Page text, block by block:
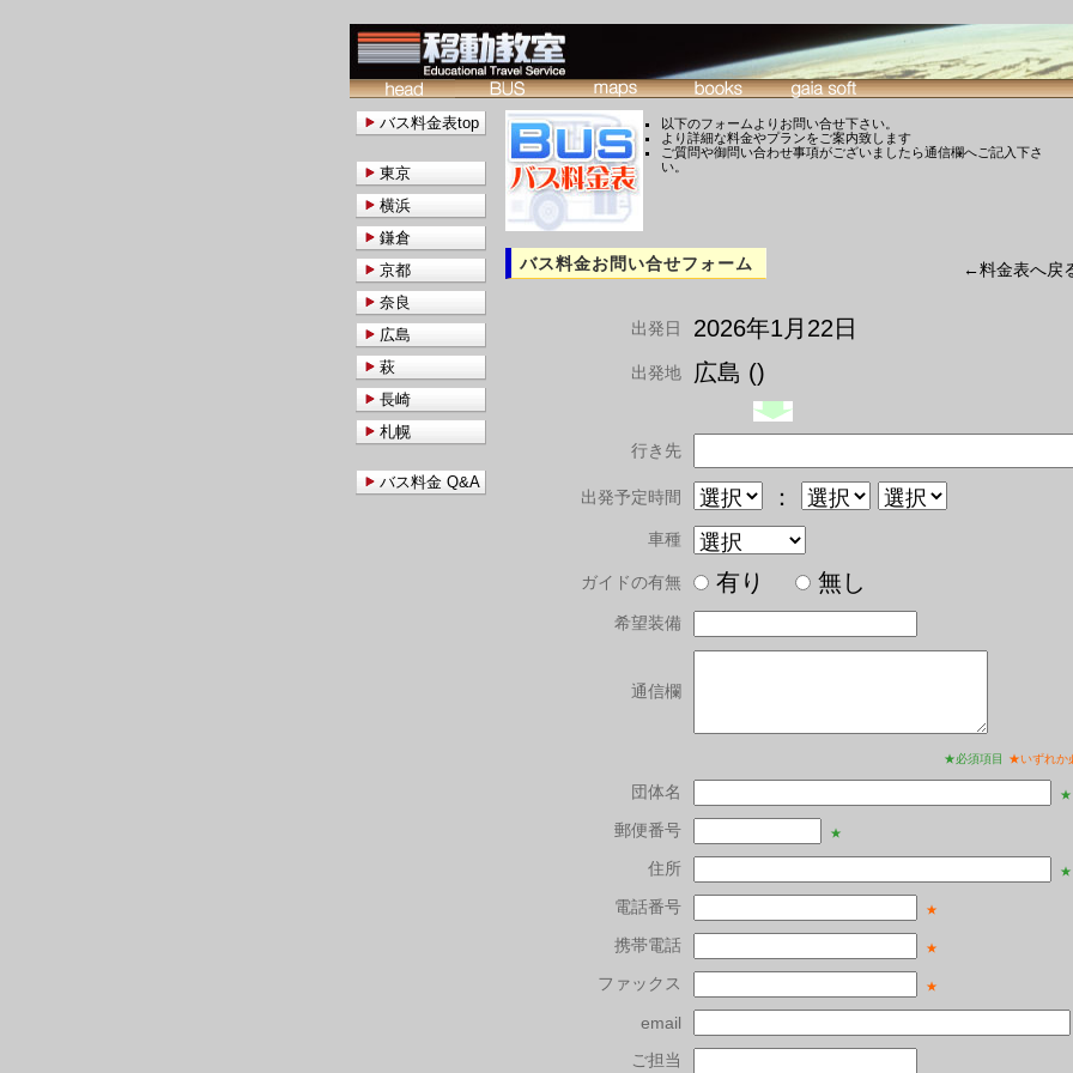
以下のフォームよりお問い合せ下さい。
より詳細な料金やプランをご案内致します
ご質問や御問い合わせ事項がございましたら通信欄へご記入下さ
い。
バス料金お問い合せフォーム ←料金表へ戻
出発日 2026年1月22日
出発地 広島 ()
行き先
出発予定時間 ：
車種
ガイドの有無 有り 無し
希望装備
通信欄
★必須項目 ★いずれか
団体名 ★
郵便番号 ★
住所 ★
電話番号 ★
携帯電話 ★
ファックス ★
email
ご担当
バス料金表top
東京
横浜
鎌倉
京都
奈良
広島
萩
長崎
札幌
バス料金 Q&A